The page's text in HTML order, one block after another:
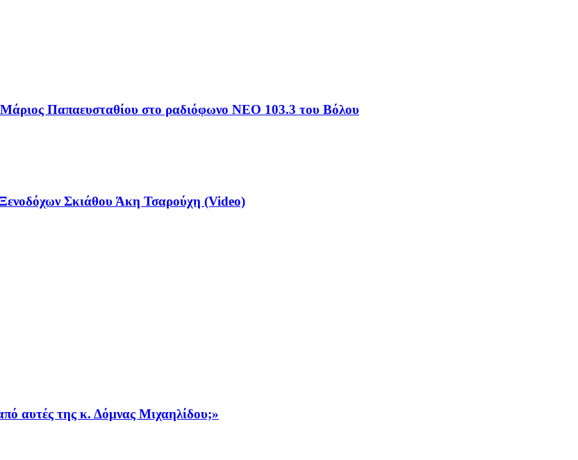
Παπαευσταθίου στο ραδιόφωνο NEO 103.3 του Βόλου
Σκιάθου Άκη Τσαρούχη (Video)
αυτές της κ. Δόμνας Μιχαηλίδου;»